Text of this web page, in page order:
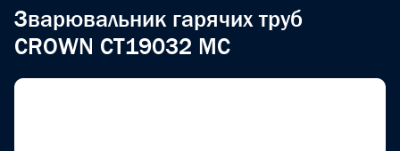
Зварювальник гарячих труб
CROWN CT19032 MC